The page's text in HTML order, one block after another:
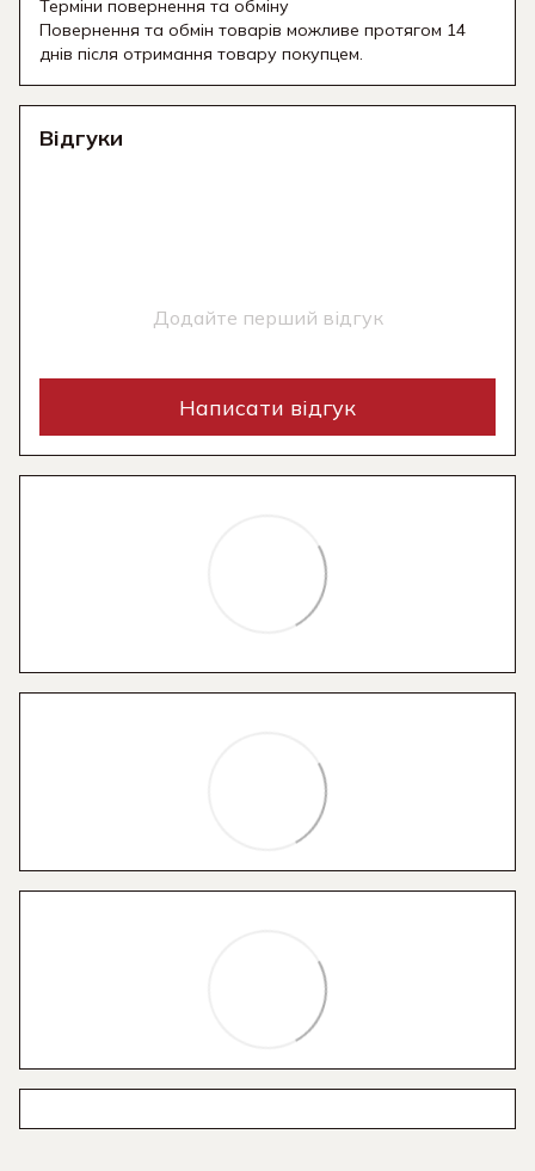
Терміни повернення та обміну
Повернення та обмін товарів можливе протягом 14
днів після отримання товару покупцем.
Відгуки
Додайте перший відгук
Написати відгук